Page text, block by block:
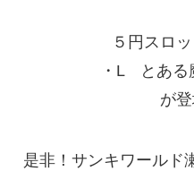
５円スロ
・L とある
が登
是非！サンキワールド